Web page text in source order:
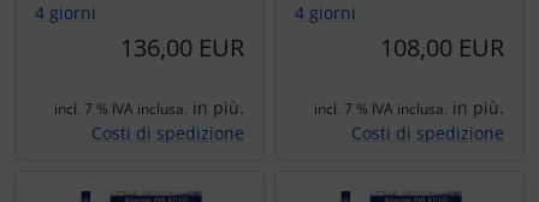
4 giorni
136,00 EUR
incl. 7 % IVA inclusa. in più.
Costi di spedizione
4 giorni
108,00 EUR
incl. 7 % IVA inclusa. in più.
Costi di spedizione
Paracadute
Pellicole di avvertimento e di protezione
Prodotti personalizzati
Rilassamento